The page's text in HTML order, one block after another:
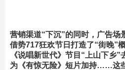
营销渠道“下沉”的同时，广告场
借势717狂欢节日打造了“街晚”
《说唱新世代》节目“上山下乡
为《有惊无险》短片加持……这